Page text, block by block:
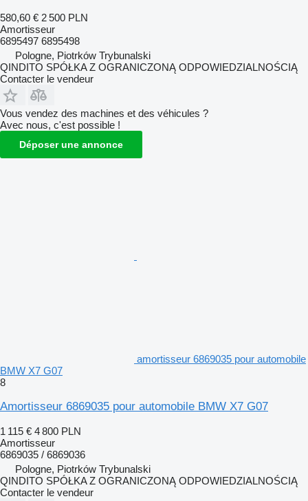
580,60 € 2 500 PLN
Amortisseur
6895497 6895498
Pologne, Piotrków Trybunalski
QINDITO SPÓŁKA Z OGRANICZONĄ ODPOWIEDZIALNOŚCIĄ
Contacter le vendeur
Vous vendez des machines et des véhicules ?
Avec nous, c'est possible !
Déposer une annonce
amortisseur 6869035 pour automobile
BMW X7 G07
8
Amortisseur 6869035 pour automobile BMW X7 G07
1 115 € 4 800 PLN
Amortisseur
6869035 / 6869036
Pologne, Piotrków Trybunalski
QINDITO SPÓŁKA Z OGRANICZONĄ ODPOWIEDZIALNOŚCIĄ
Contacter le vendeur